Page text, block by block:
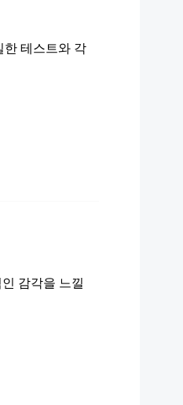
테스트와 각
감각을 느낄